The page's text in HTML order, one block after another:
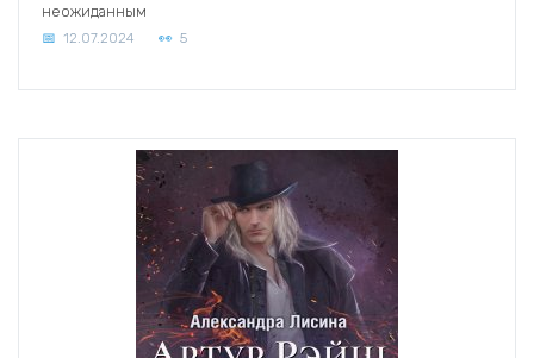
неожиданным
12.07.2024 5